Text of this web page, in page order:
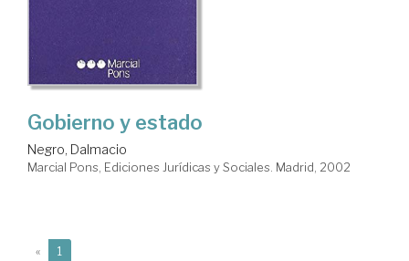
Gobierno y estado
Negro, Dalmacio
Marcial Pons, Ediciones Jurídicas y Sociales. Madrid, 2002
« 1